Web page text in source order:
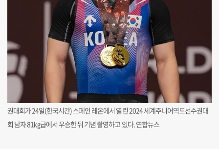
권대희가 24일(한국시간) 스페인 레온에서 열린 2024 세계주니어역도선수권대
회 남자 81㎏급에서 우승한 뒤 기념 촬영하고 있다. 연합뉴스